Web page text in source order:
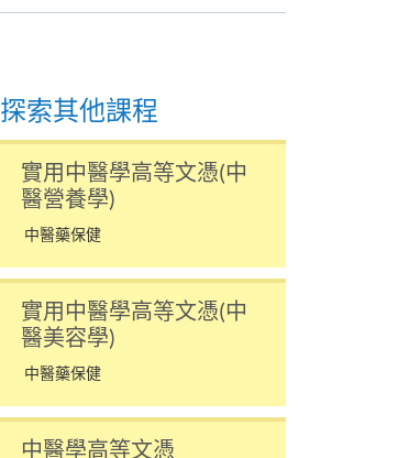
探索其他課程
實用中醫學高等文憑(中
醫營養學)
中醫藥保健
實用中醫學高等文憑(中
醫美容學)
中醫藥保健
中醫學高等文憑